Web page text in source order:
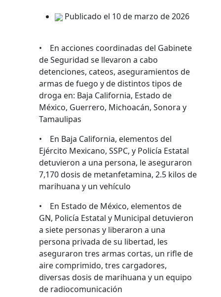
Publicado el 10 de marzo de 2026
• En acciones coordinadas del Gabinete
de Seguridad se llevaron a cabo
detenciones, cateos, aseguramientos de
armas de fuego y de distintos tipos de
droga en: Baja California, Estado de
México, Guerrero, Michoacán, Sonora y
Tamaulipas
• En Baja California, elementos del
Ejército Mexicano, SSPC, y Policía Estatal
detuvieron a una persona, le aseguraron
7,170 dosis de metanfetamina, 2.5 kilos de
marihuana y un vehículo
• En Estado de México, elementos de
GN, Policía Estatal y Municipal detuvieron
a siete personas y liberaron a una
persona privada de su libertad, les
aseguraron tres armas cortas, un rifle de
aire comprimido, tres cargadores,
diversas dosis de marihuana y un equipo
de radiocomunicación